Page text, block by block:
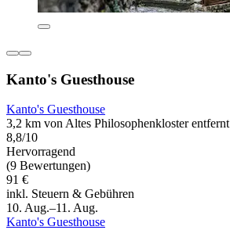
Kanto's Guesthouse
Kanto's Guesthouse
3,2 km von Altes Philosophenkloster entfernt
8,8/10
Hervorragend
(9 Bewertungen)
91 €
inkl. Steuern & Gebühren
10. Aug.–11. Aug.
Kanto's Guesthouse